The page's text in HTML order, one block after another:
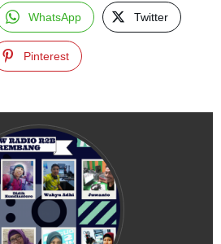
WhatsApp Twitter
Pinterest